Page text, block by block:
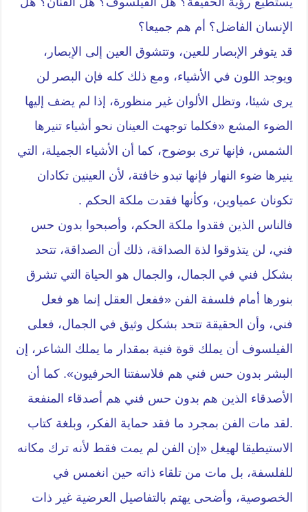
الإنسان الفاضل؟ أم هم جميعا؟
قد يتوفر الإبصار للعين، وتتشوق العين إلى الإبصار،
ويوجد اللون في الأشياء، ومع ذلك كله فإن البصر لن
يرى شيئا، وتظل الألوان غير منظورة، إذا لم يضف إليها
الضوء المشع «فكلما توجهت العينان نحو أشياء تنيرها
الشمس، فإنها ترى بوضوح، كما أن الأشياء الجميلة، التي
ينيرها ضوء النهار فإنها تبدو خافتة، لأن العينين تكادان
تكونان عمياوين، وكأنها فقدت ملكة الحكم .
فالناس الذين فقدوا ملكة الحكم، وأصبحوا بدون حس
فني، لن يتذوقوا لذة الصداقة، ذلك أن الصداقة، تتحد
بشكل فني في الجمال، والجمال هو الحياة التي تشرق
بنورها أمام فلسفة الفن «ففعل العقل إنما هو فعل
فني، وأن الحقيقة تتحد بشكل وثيق في الجمال، فعلى
الفيلسوف أن يملك قوة فنية بمقدار ما يملك الشاعر، إن
البشر بدون حس فني هم فلاسفتنا الحرفيون». كما أن
الأصدقاء الذين هم بدون حس فني هم أصدقاء المنفعة
.لقد مات الفن بمجرد ما فقد حماية الفكر، وبلغة كتاب
الاستيطيقا لهيغل «إن الفن لم يمت فقط لأنه ترك مكانه
للفلسفة، بل مات من تلقاء ذاته حين انغمس في
الخصوصية، وأضحى يهتم بالتفاصيل العرضية غير ذات